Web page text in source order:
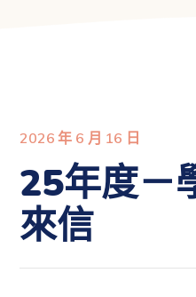
2026 年 6 月 16 日
25年度－
來信